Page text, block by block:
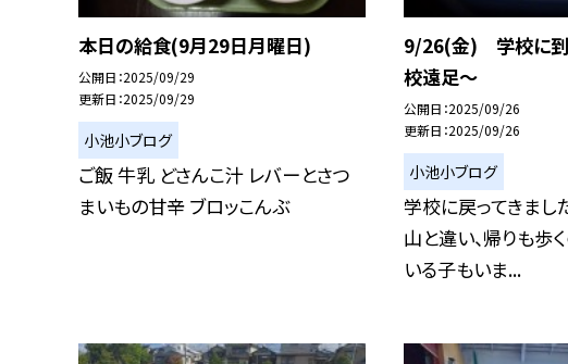
本日の給食(9月29日月曜日)
公開日 2025/09/29
更新日 2025/09/29
小池小ブログ
ご飯 牛乳 どさんこ汁 レバーとさつ
まいもの甘辛 ブロッこんぶ
9/26(金) 学校に到
校遠足〜
公開日 2025/09/26
更新日 2025/09/26
小池小ブログ
学校に戻ってきまし
山と違い、帰りも歩
いる子もいま...